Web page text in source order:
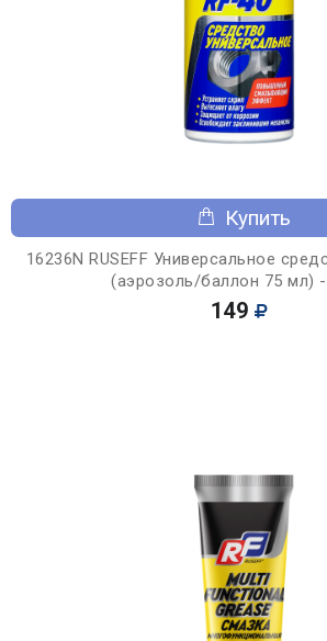
Купить
16236N RUSEFF Универсальное
(аэрозоль/баллон 75 мл)
149